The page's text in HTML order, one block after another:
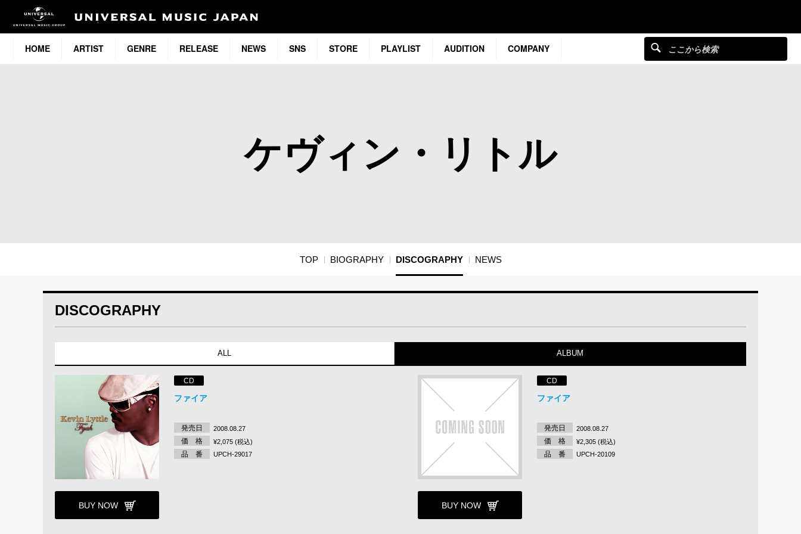
HOME ARTIST GENRE RELEASE NEWS SNS STORE PLAYLIST AUDITION COMPANY
ケヴィン・リトル
TOP BIOGRAPHY DISCOGRAPHY NEWS
DISCOGRAPHY
ALL ALBUM
BUY NOW
CD
ファイア
発売日 2008.08.27
価 格 ¥2,075 (税込)
品 番 UPCH-29017
BUY NOW
CD
ファイア
発売日 2008.08.27
価 格 ¥2,305 (税込)
品 番 UPCH-20109